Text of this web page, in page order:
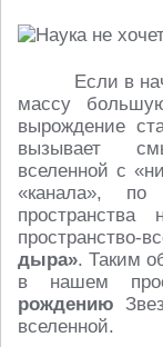
Если в
массу
вырождение
вызывает
вселенной с
«канала»,
пространства
дыра». Таким
в нашем
рождению
вселенной.